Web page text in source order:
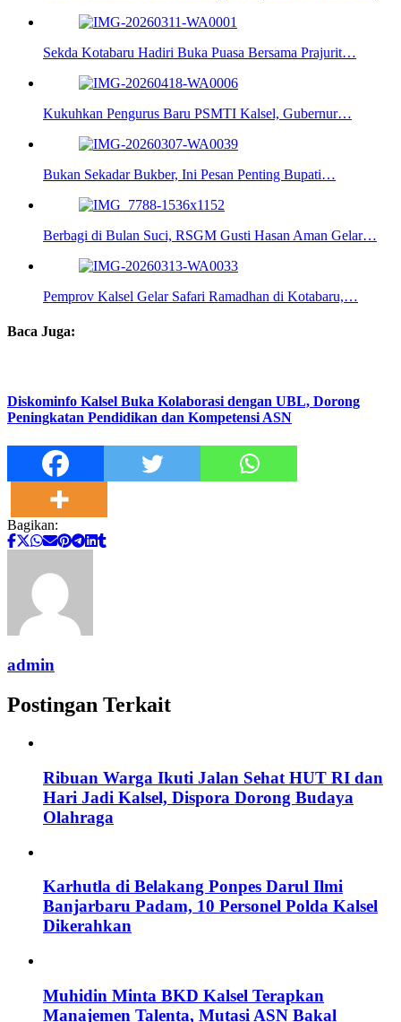
Sekda Kotabaru Hadiri Buka Puasa Bersama Prajurit…
Kukuhkan Pengurus Baru PSMTI Kalsel, Gubernur…
Bukan Sekadar Bukber, Ini Pesan Penting Bupati…
Berbagi di Bulan Suci, RSGM Gusti Hasan Aman Gelar…
Pemprov Kalsel Gelar Safari Ramadhan di Kotabaru,…
Baca Juga:
Diskominfo Kalsel Buka Kolaborasi dengan UBL, Dorong
Peningkatan Pendidikan dan Kompetensi ASN
Bagikan:
admin
Postingan Terkait
Ribuan Warga Ikuti Jalan Sehat HUT RI dan
Hari Jadi Kalsel, Dispora Dorong Budaya
Olahraga
Karhutla di Belakang Ponpes Darul Ilmi
Banjarbaru Padam, 10 Personel Polda Kalsel
Dikerahkan
Muhidin Minta BKD Kalsel Terapkan
Manajemen Talenta, Mutasi ASN Bakal